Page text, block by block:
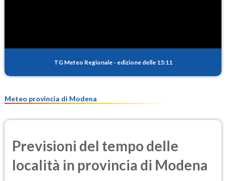
PM25
TG Meteo Regionale - edizione delle 15:11
Meteo provincia di Modena
Previsioni del tempo delle
località in provincia di Modena